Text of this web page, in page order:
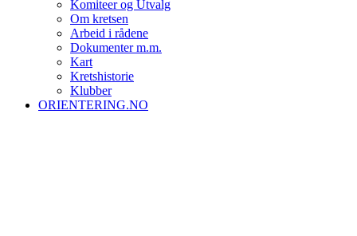
Komiteer og Utvalg
Om kretsen
Arbeid i rådene
Dokumenter m.m.
Kart
Kretshistorie
Klubber
ORIENTERING.NO